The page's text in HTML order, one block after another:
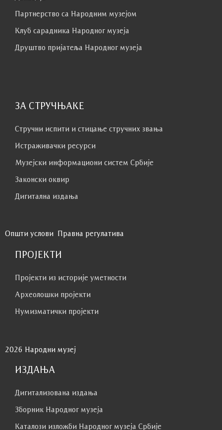
Партнерство са Народним музејoм
Клуб сaрaдникa Народног музеја
Друштво пријатеља Народног музеја
ЗА СТРУЧЊАКЕ
Стручни испити и стицање стручних звања
Истраживачки ресурси
Музејски информациони систем Србије
Законски оквир
Дигитална издања
Општи услови Правна регулатива
ПРОЈЕКТИ
Пројекти из историје уметности
Археолошки пројекти
Нумизматички пројекти
2026 Народни музеј
ИЗДАЊА
Дигитализована издања
Зборник Народног музеја
Каталози изложби Народног музеја Србије